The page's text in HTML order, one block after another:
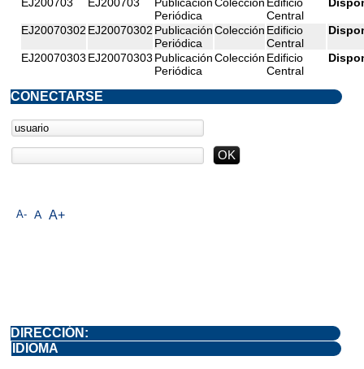
Periódica
Central
EJ20070302 EJ20070302 Publicación
Periódica
Colección Edificio
Central
EJ20070303 EJ20070303 Publicación
Periódica
Colección Edificio
Central
A- A A+
CONECTARSE
DIRECCIÓN:
IDIOMA